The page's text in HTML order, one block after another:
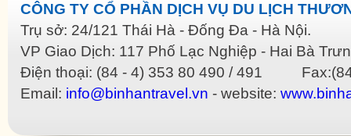
CÔNG TY CỔ PHẦN DỊCH VỤ DU LỊCH
Trụ sở: 24/121 Thái Hà - Đống Đa - Hà Nội.
VP Giao Dịch: 117 Phố Lạc Nghiệp - Hai Bà
Điện thoại: (84 - 4) 353 80 490 / 491 Fax:(84
Email: info@binhantravel.vn - website: